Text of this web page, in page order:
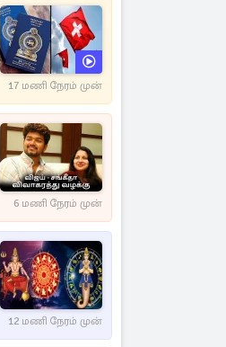
17 மணி நேரம் முன்
6 மணி நேரம் முன்
12 மணி நேரம் முன்